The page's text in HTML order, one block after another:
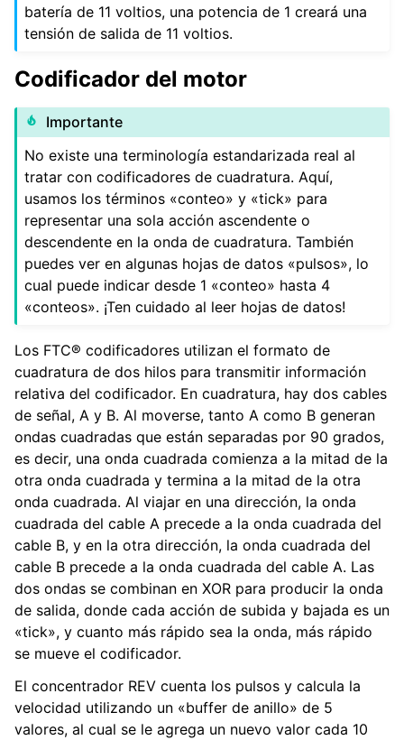
navigation of Apéndice
navigation of Guía del colaborador
batería de 11 voltios, una potencia de 1 creará una
tensión de salida de 11 voltios.
Codificador del motor
Importante
No existe una terminología estandarizada real al
tratar con codificadores de cuadratura. Aquí,
usamos los términos «conteo» y «tick» para
representar una sola acción ascendente o
descendente en la onda de cuadratura. También
puedes ver en algunas hojas de datos «pulsos», lo
cual puede indicar desde 1 «conteo» hasta 4
«conteos». ¡Ten cuidado al leer hojas de datos!
Los FTC® codificadores utilizan el formato de
cuadratura de dos hilos para transmitir información
relativa del codificador. En cuadratura, hay dos cables
de señal, A y B. Al moverse, tanto A como B generan
ondas cuadradas que están separadas por 90 grados,
es decir, una onda cuadrada comienza a la mitad de la
otra onda cuadrada y termina a la mitad de la otra
onda cuadrada. Al viajar en una dirección, la onda
cuadrada del cable A precede a la onda cuadrada del
cable B, y en la otra dirección, la onda cuadrada del
cable B precede a la onda cuadrada del cable A. Las
dos ondas se combinan en XOR para producir la onda
de salida, donde cada acción de subida y bajada es un
«tick», y cuanto más rápido sea la onda, más rápido
se mueve el codificador.
El concentrador REV cuenta los pulsos y calcula la
velocidad utilizando un «buffer de anillo» de 5
valores, al cual se le agrega un nuevo valor cada 10